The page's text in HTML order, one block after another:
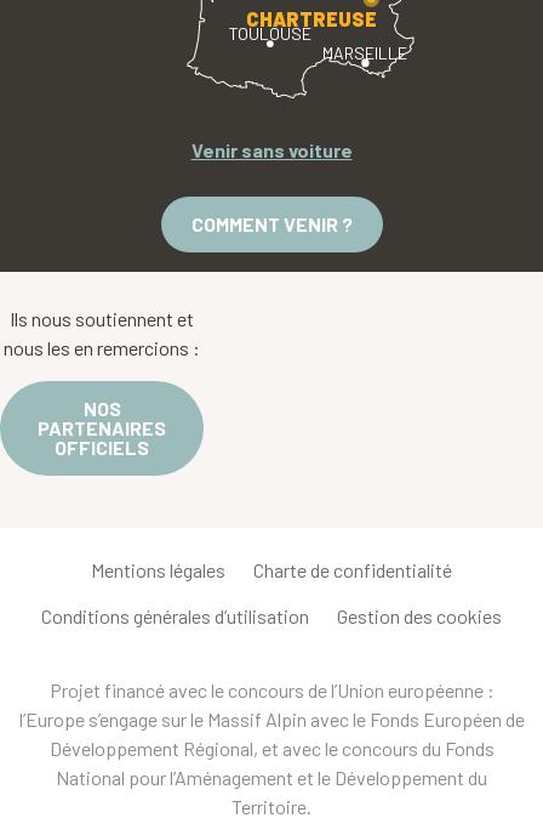
TOULOUSE
MARSEILLE
CHARTREUSE
Venir sans voiture
COMMENT VENIR ?
Ils nous soutiennent et
nous les en remercions :
NOS
PARTENAIRES
OFFICIELS
Mentions légales Charte de confidentialité
Conditions générales d’utilisation Gestion des cookies
Projet financé avec le concours de l’Union européenne :
l’Europe s’engage sur le Massif Alpin avec le Fonds Européen de
Développement Régional, et avec le concours du Fonds
National pour l’Aménagement et le Développement du
Territoire.